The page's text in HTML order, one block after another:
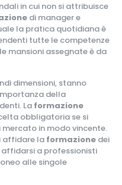
in cui non si attribuisce
di manager e
la pratica quotidiana è
tutte le competenze
mansioni assegnate è da
dimensioni, stanno
della
La formazione
obbligatoria se si
in modo vincente.
affidare la formazione dei
a professionisti
alle singole